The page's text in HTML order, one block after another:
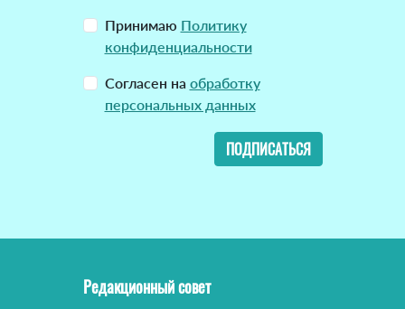
Принимаю Политику
конфиденциальности
Согласен на обработку
персональных данных
ПОДПИСАТЬСЯ
Редакционный совет